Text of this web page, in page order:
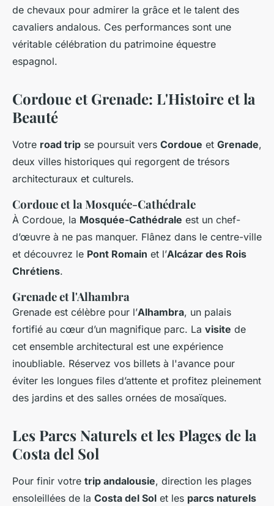
de chevaux pour admirer la grâce et le talent des
cavaliers andalous. Ces performances sont une
véritable célébration du patrimoine équestre
espagnol.
Cordoue et Grenade: L'Histoire et la
Beauté
Votre road trip se poursuit vers Cordoue et Grenade,
deux villes historiques qui regorgent de trésors
architecturaux et culturels.
Cordoue et la Mosquée-Cathédrale
À Cordoue, la Mosquée-Cathédrale est un chef-
d’œuvre à ne pas manquer. Flânez dans le centre-ville
et découvrez le Pont Romain et l’Alcázar des Rois
Chrétiens.
Grenade et l'Alhambra
Grenade est célèbre pour l’Alhambra, un palais
fortifié au cœur d’un magnifique parc. La visite de
cet ensemble architectural est une expérience
inoubliable. Réservez vos billets à l'avance pour
éviter les longues files d’attente et profitez pleinement
des jardins et des salles ornées de mosaïques.
Les Parcs Naturels et les Plages de la
Costa del Sol
Pour finir votre trip andalousie, direction les plages
ensoleillées de la Costa del Sol et les parcs naturels